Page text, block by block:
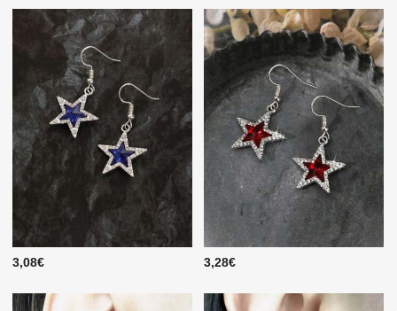
3,08€ 3,28€